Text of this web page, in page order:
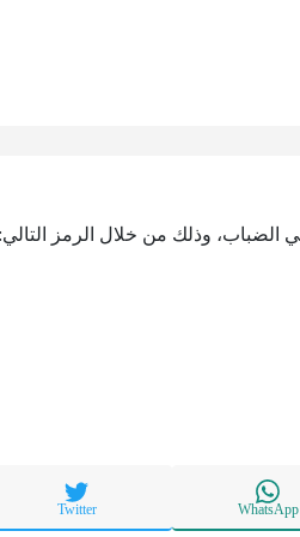
الضباب، وذلك من خلال الرمز
WhatsApp
Twitter